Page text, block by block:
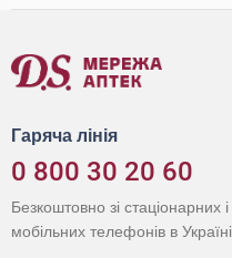
Гаряча лінія
0 800 30 20 60
Безкоштовно зі стаціонарних і
мобільних телефонів в Україні